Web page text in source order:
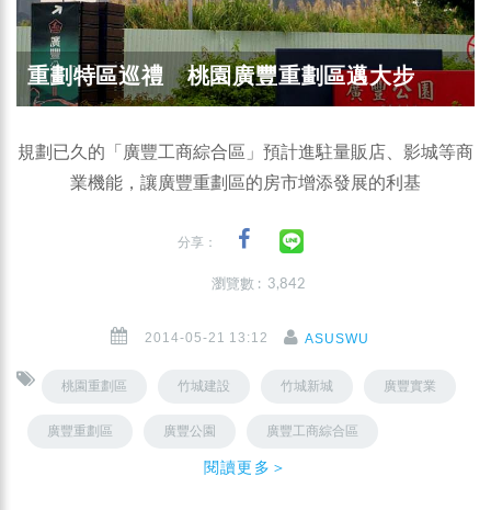
重劃特區巡禮 桃園廣豐重劃區邁大步
規劃已久的「廣豐工商綜合區」預計進駐量販店、影城等商
業機能，讓廣豐重劃區的房市增添發展的利基
分享：
瀏覽數 : 3,842
2014-05-21 13:12 ASUSWU
桃園重劃區 竹城建設 竹城新城 廣豐實業
廣豐重劃區 廣豐公園 廣豐工商綜合區
閱讀更多＞